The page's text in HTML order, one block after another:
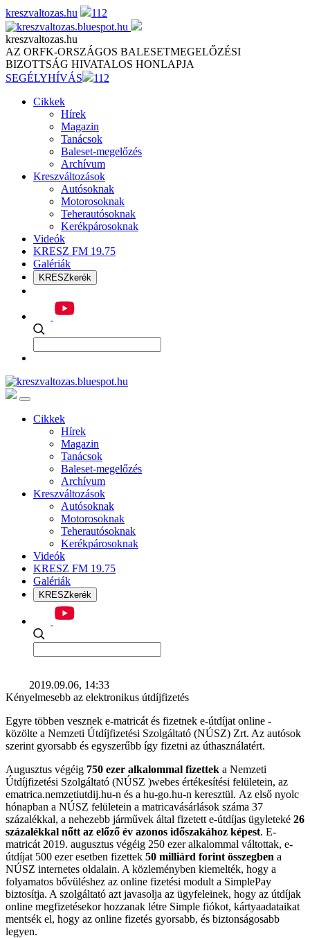
Skip
to
content
kreszvaltozas.hu 112
kreszvaltozas.hu
AZ ORFK-ORSZÁGOS BALESETMEGELŐZÉSI
BIZOTTSÁG HIVATALOS HONLAPJA
SEGÉLYHÍVÁS
112
Cikkek
Hírek
Magazin
Tanácsok
Baleset-megelőzés
Archívum
Kreszváltozások
Autósoknak
Motorosoknak
Teherautósoknak
Kerékpárosoknak
Videók
KRESZ FM 19.75
Galériák
KRESZkerék
Cikkek
Hírek
Magazin
Tanácsok
Baleset-megelőzés
Archívum
Kreszváltozások
Autósoknak
Motorosoknak
Teherautósoknak
Kerékpárosoknak
Videók
KRESZ FM 19.75
Galériák
KRESZkerék
2019.09.06, 14:33
Kényelmesebb az elektronikus útdíjfizetés
Egyre többen vesznek e-matricát és fizetnek e-útdíjat online -
közölte a Nemzeti Útdíjfizetési Szolgáltató (NÚSZ) Zrt. Az autósok
szerint gyorsabb és egyszerűbb így fizetni az úthasználatért.
Augusztus végéig 750 ezer alkalommal fizettek a Nemzeti
Útdíjfizetési Szolgáltató (NÚSZ )webes értékesítési felületein, az
ematrica.nemzetiutdij.hu-n és a hu-go.hu-n keresztül. Az első nyolc
hónapban a NÚSZ felületein a matricavásárlások száma 37
százalékkal, a nehezebb járművek által fizetett e-útdíjas ügyleteké 26
százalékkal nőtt az előző év azonos időszakához képest. E-
matricát 2019. augusztus végéig 250 ezer alkalommal váltottak, e-
útdíjat 500 ezer esetben fizettek 50 milliárd forint összegben a
NÚSZ internetes oldalain. A közleményben kiemelték, hogy a
folyamatos bővüléshez az online fizetési modult a SimplePay
biztosítja. A szolgáltató azt javasolja az ügyfeleinek, hogy az útdíjak
online megfizetésekor hozzanak létre Simple fiókot, kártyaadataikat
mentsék el, hogy az online fizetés gyorsabb, és biztonságosabb
legyen.